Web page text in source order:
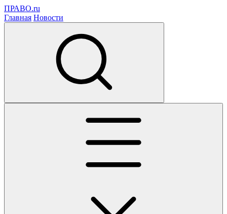
ПРАВО.ru
Главная Новости